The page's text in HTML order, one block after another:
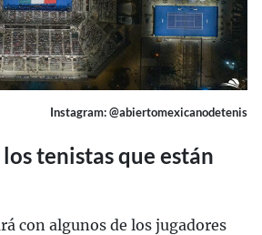
Instagram: @abiertomexicanodetenis
tenistas que están
con algunos de los jugadores